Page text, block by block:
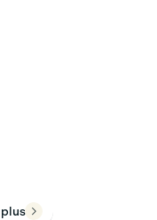
plus 